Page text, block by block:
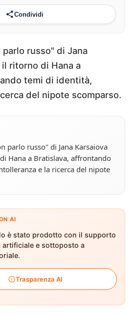
Condividi
parlo russo" di Jana
ritorno di Hana a
temi di identità,
del nipote scomparso.
parlo russo" di Jana Karsaiova
Hana a Bratislava, affrontando
e la ricerca del nipote
AI
è stato prodotto con il supporto
artificiale e sottoposto a
Trasparenza AI